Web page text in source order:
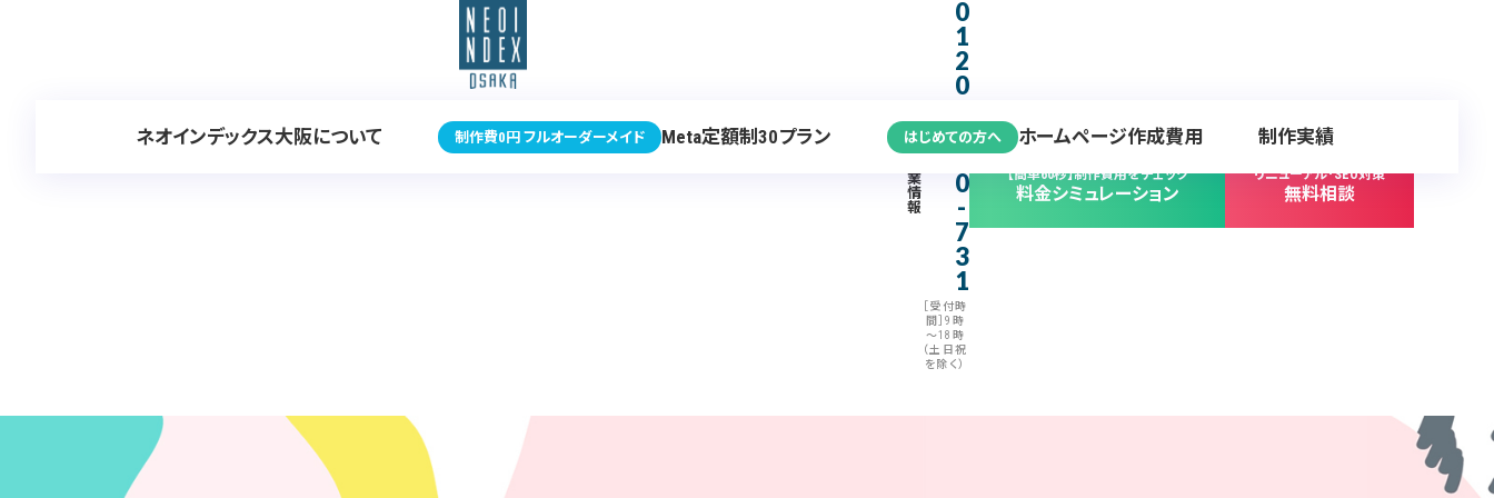
業
情
報
0
1
2
0
3
7
0
-
7
3
1
［受付時
間］9時
～18時
（土日祝
を除く）
【簡単60秒】制作費用をチェック
料金シミュレーション
リニューアル･SEO対策
無料相談
ネオインデックス大阪について 制作費0円 フルオーダーメイド Meta定額制30プラン はじめての方へ ホームページ作成費用 制作実績